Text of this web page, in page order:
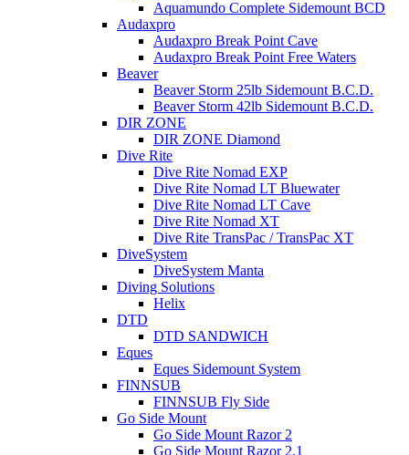
Aquamundo Complete Sidemount BCD
Audaxpro
Audaxpro Break Point Cave
Audaxpro Break Point Free Waters
Beaver
Beaver Storm 25lb Sidemount B.C.D.
Beaver Storm 42lb Sidemount B.C.D.
DIR ZONE
DIR ZONE Diamond
Dive Rite
Dive Rite Nomad EXP
Dive Rite Nomad LT Bluewater
Dive Rite Nomad LT Cave
Dive Rite Nomad XT
Dive Rite TransPac / TransPac XT
DiveSystem
DiveSystem Manta
Diving Solutions
Helix
DTD
DTD SANDWICH
Eques
Eques Sidemount System
FINNSUB
FINNSUB Fly Side
Go Side Mount
Go Side Mount Razor 2
Go Side Mount Razor 2.1